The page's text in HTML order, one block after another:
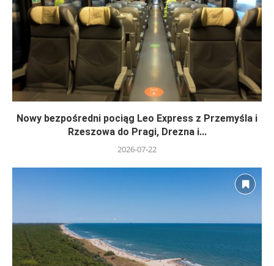
Nowy bezpośredni pociąg Leo Express z Przemyśla i
Rzeszowa do Pragi, Drezna i...
2026-07-22